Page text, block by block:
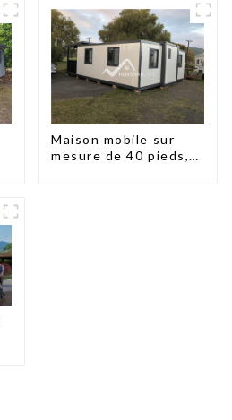
Maison mobile sur
mesure de 40 pieds,